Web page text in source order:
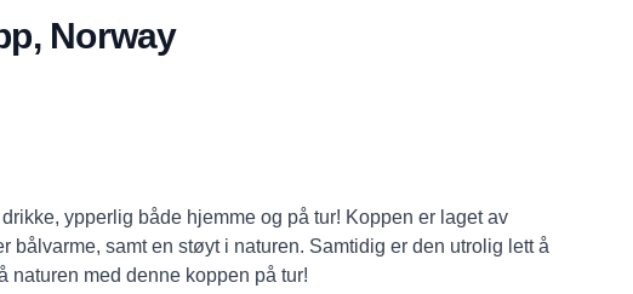
Norway
ypperlig både hjemme og på tur! Koppen er laget av
bålvarme, samt en støyt i naturen. Samtidig er den utrolig lett å
naturen med denne koppen på tur!